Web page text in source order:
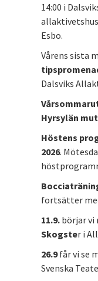
14:00 i
Esbo.
Vårens sista
Dalsviks
Hyrsylän
Höstens
2026.
fortsätter
11.9. börjar vi
Skogster i
26.9får vi se
Svenska